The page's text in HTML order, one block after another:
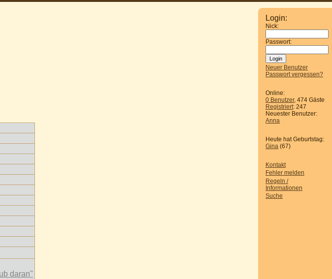
Login:
Nick:
Passwort:
Neuer Benutzer
Passwort vergessen?
Online:
0 Benutzer, 474 Gäste
Registriert: 247
Neuester Benutzer:
Anna
Heute hat Geburtstag:
Gina (67)
Kontakt
Fehler melden
Regeln /
Informationen
Suche
daran"